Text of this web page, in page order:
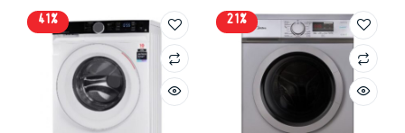
41% 21%